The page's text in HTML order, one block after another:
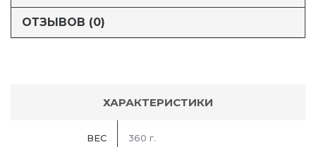
ОТЗЫВОВ (0)
ХАРАКТЕРИСТИКИ
ВЕС 360 г.